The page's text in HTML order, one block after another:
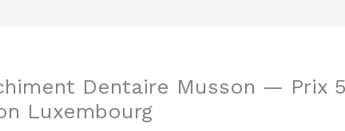
Dentaire Musson — Prix
Luxembourg